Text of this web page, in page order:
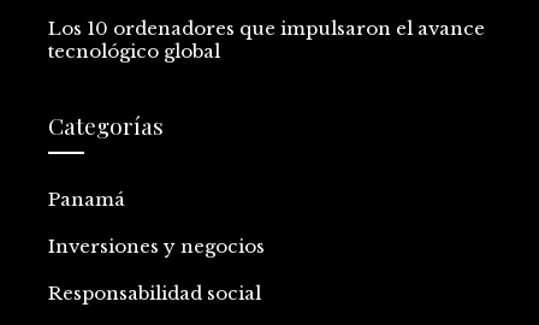
Los 10 ordenadores que impulsaron el avance
tecnológico global
Categorías
Panamá
Inversiones y negocios
Responsabilidad social